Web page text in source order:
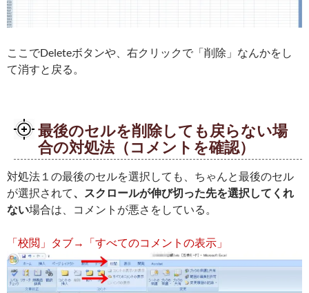
ここでDeleteボタンや、右クリックで「削除」なんかをし
て消すと戻る。
最後のセルを削除しても戻らない場
合の対処法（コメントを確認）
対処法１の最後のセルを選択しても、ちゃんと最後のセル
が選択されて、スクロールが伸び切った先を選択してくれ
ない場合は、コメントが悪さをしている。
「校閲」タブ→「すべてのコメントの表示」